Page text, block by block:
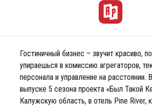
Гостиничный бизнес – звучит красиво,
упираешься в комиссию агрегаторов,
персонала и управление на расстоянии.
выпуске 5 сезона проекта «Был Такой
Калужскую область, в отель Pine River,